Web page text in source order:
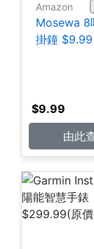
Amazon
Mosewa 8
掛鐘 $9.99
$9.99
由此